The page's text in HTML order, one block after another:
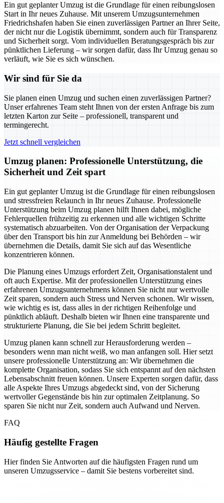
Ein gut geplanter Umzug ist die Grundlage für einen reibungslosen
Start in Ihr neues Zuhause. Mit unserem Umzugsunternehmen
Friedrichshafen haben Sie einen zuverlässigen Partner an Ihrer Seite,
der nicht nur die Logistik übernimmt, sondern auch für Transparenz
und Sicherheit sorgt. Vom individuellen Beratungsgespräch bis zur
pünktlichen Lieferung – wir sorgen dafür, dass Ihr Umzug genau so
verläuft, wie Sie es sich wünschen.
Wir sind für Sie da
Sie planen einen Umzug und suchen einen zuverlässigen Partner?
Unser erfahrenes Team steht Ihnen von der ersten Anfrage bis zum
letzten Karton zur Seite – professionell, transparent und
termingerecht.
Jetzt schnell vergleichen
Umzug planen: Professionelle Unterstützung, die
Sicherheit und Zeit spart
Ein gut geplanter Umzug ist die Grundlage für einen reibungslosen
und stressfreien Relaunch in Ihr neues Zuhause. Professionelle
Unterstützung beim Umzug planen hilft Ihnen dabei, mögliche
Fehlerquellen frühzeitig zu erkennen und alle wichtigen Schritte
systematisch abzuarbeiten. Von der Organisation der Verpackung
über den Transport bis hin zur Anmeldung bei Behörden – wir
übernehmen die Details, damit Sie sich auf das Wesentliche
konzentrieren können.
Die Planung eines Umzugs erfordert Zeit, Organisationstalent und
oft auch Expertise. Mit der professionellen Unterstützung eines
erfahrenen Umzugsunternehmens können Sie nicht nur wertvolle
Zeit sparen, sondern auch Stress und Nerven schonen. Wir wissen,
wie wichtig es ist, dass alles in der richtigen Reihenfolge und
pünktlich abläuft. Deshalb bieten wir Ihnen eine transparente und
strukturierte Planung, die Sie bei jedem Schritt begleitet.
Umzug planen kann schnell zur Herausforderung werden –
besonders wenn man nicht weiß, wo man anfangen soll. Hier setzt
unsere professionelle Unterstützung an: Wir übernehmen die
komplette Organisation, sodass Sie sich entspannt auf den nächsten
Lebensabschnitt freuen können. Unsere Experten sorgen dafür, dass
alle Aspekte Ihres Umzugs abgedeckt sind, von der Sicherung
wertvoller Gegenstände bis hin zur optimalen Zeitplanung. So
sparen Sie nicht nur Zeit, sondern auch Aufwand und Nerven.
FAQ
Häufig gestellte Fragen
Hier finden Sie Antworten auf die häufigsten Fragen rund um
unseren Umzugsservice – damit Sie bestens vorbereitet sind.